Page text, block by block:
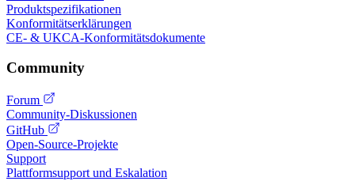
Produktspezifikationen
Konformitätserklärungen
CE- & UKCA-Konformitätsdokumente
Community
Forum
Community-Diskussionen
GitHub
Open-Source-Projekte
Support
Plattformsupport und Eskalation